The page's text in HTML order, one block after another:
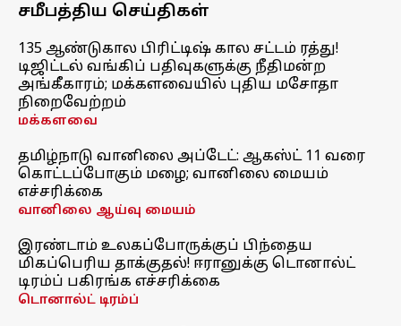
சமீபத்திய செய்திகள்
135 ஆண்டுகால பிரிட்டிஷ் கால சட்டம் ரத்து!
டிஜிட்டல் வங்கிப் பதிவுகளுக்கு நீதிமன்ற
அங்கீகாரம்; மக்களவையில் புதிய மசோதா
நிறைவேற்றம்
மக்களவை
தமிழ்நாடு வானிலை அப்டேட்: ஆகஸ்ட் 11 வரை
கொட்டப்போகும் மழை; வானிலை மையம்
எச்சரிக்கை
வானிலை ஆய்வு மையம்
இரண்டாம் உலகப்போருக்குப் பிந்தைய
மிகப்பெரிய தாக்குதல்! ஈரானுக்கு டொனால்ட்
டிரம்ப் பகிரங்க எச்சரிக்கை
டொனால்ட் டிரம்ப்